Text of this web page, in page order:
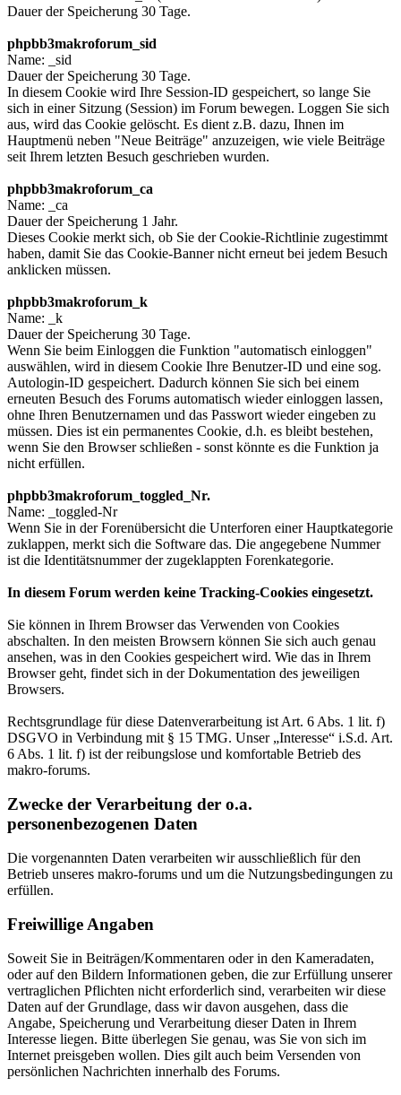
Dauer der Speicherung 30 Tage.
phpbb3makroforum_sid
Name: _sid
Dauer der Speicherung 30 Tage.
In diesem Cookie wird Ihre Session-ID gespeichert, so lange Sie
sich in einer Sitzung (Session) im Forum bewegen. Loggen Sie sich
aus, wird das Cookie gelöscht. Es dient z.B. dazu, Ihnen im
Hauptmenü neben "Neue Beiträge" anzuzeigen, wie viele Beiträge
seit Ihrem letzten Besuch geschrieben wurden.
phpbb3makroforum_ca
Name: _ca
Dauer der Speicherung 1 Jahr.
Dieses Cookie merkt sich, ob Sie der Cookie-Richtlinie zugestimmt
haben, damit Sie das Cookie-Banner nicht erneut bei jedem Besuch
anklicken müssen.
phpbb3makroforum_k
Name: _k
Dauer der Speicherung 30 Tage.
Wenn Sie beim Einloggen die Funktion "automatisch einloggen"
auswählen, wird in diesem Cookie Ihre Benutzer-ID und eine sog.
Autologin-ID gespeichert. Dadurch können Sie sich bei einem
erneuten Besuch des Forums automatisch wieder einloggen lassen,
ohne Ihren Benutzernamen und das Passwort wieder eingeben zu
müssen. Dies ist ein permanentes Cookie, d.h. es bleibt bestehen,
wenn Sie den Browser schließen - sonst könnte es die Funktion ja
nicht erfüllen.
phpbb3makroforum_toggled_Nr.
Name: _toggled-Nr
Wenn Sie in der Forenübersicht die Unterforen einer Hauptkategorie
zuklappen, merkt sich die Software das. Die angegebene Nummer
ist die Identitätsnummer der zugeklappten Forenkategorie.
In diesem Forum werden keine Tracking-Cookies eingesetzt.
Sie können in Ihrem Browser das Verwenden von Cookies
abschalten. In den meisten Browsern können Sie sich auch genau
ansehen, was in den Cookies gespeichert wird. Wie das in Ihrem
Browser geht, findet sich in der Dokumentation des jeweiligen
Browsers.
Rechtsgrundlage für diese Datenverarbeitung ist Art. 6 Abs. 1 lit. f)
DSGVO in Verbindung mit § 15 TMG. Unser „Interesse“ i.S.d. Art.
6 Abs. 1 lit. f) ist der reibungslose und komfortable Betrieb des
makro-forums.
Zwecke der Verarbeitung der o.a.
personenbezogenen Daten
Die vorgenannten Daten verarbeiten wir ausschließlich für den
Betrieb unseres makro-forums und um die Nutzungsbedingungen zu
erfüllen.
Freiwillige Angaben
Soweit Sie in Beiträgen/Kommentaren oder in den Kameradaten,
oder auf den Bildern Informationen geben, die zur Erfüllung unserer
vertraglichen Pflichten nicht erforderlich sind, verarbeiten wir diese
Daten auf der Grundlage, dass wir davon ausgehen, dass die
Angabe, Speicherung und Verarbeitung dieser Daten in Ihrem
Interesse liegen. Bitte überlegen Sie genau, was Sie von sich im
Internet preisgeben wollen. Dies gilt auch beim Versenden von
persönlichen Nachrichten innerhalb des Forums.